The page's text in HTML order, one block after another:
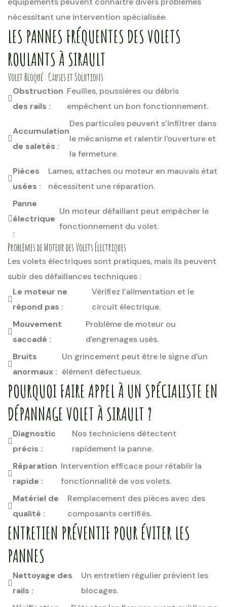
nécessitant une intervention spécialisée.
LES PANNES FRÉQUENTES DES VOLETS
ROULANTS À SIRAULT
Volet Bloqué : Causes et Solutions
Obstruction
des rails :
Feuilles, poussières ou débris
empêchent un bon fonctionnement.
Accumulation
de saletés :
Des particules peuvent s’infiltrer dans
le mécanisme et ralentir l'ouverture et
la fermeture.
Pièces
usées :
Lames, attaches ou moteur en mauvais état
nécessitent une réparation.
Panne
électrique
:
Un moteur défaillant peut empêcher le
fonctionnement du volet.
Problèmes de Moteur des Volets Électriques
Les volets électriques sont pratiques, mais ils peuvent
subir des défaillances techniques :
Le moteur ne
répond pas :
Vérifiez l’alimentation et le
circuit électrique.
Mouvement
saccadé :
Problème de moteur ou
d'engrenages usés.
Bruits
anormaux :
Un grincement peut être le signe d'un
élément défectueux.
POURQUOI FAIRE APPEL À UN SPÉCIALISTE EN
DÉPANNAGE VOLET À SIRAULT ?
Diagnostic
précis :
Nos techniciens détectent
rapidement la panne.
Réparation
rapide :
Intervention efficace pour rétablir la
fonctionnalité de vos volets.
Matériel de
qualité :
Remplacement des pièces avec des
composants certifiés.
ENTRETIEN PRÉVENTIF POUR ÉVITER LES
PANNES
Nettoyage des
rails :
Un entretien régulier prévient les
blocages.